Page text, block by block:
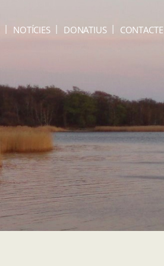
NOTÍCIES DONATIUS CONTACTE